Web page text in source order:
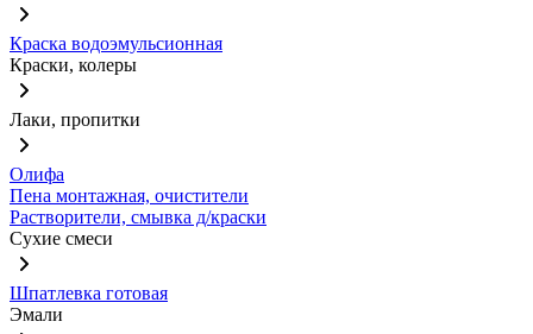
Краска водоэмульсионная
Краски, колеры
Лаки, пропитки
Олифа
Пена монтажная, очистители
Растворители, смывка д/краски
Сухие смеси
Шпатлевка готовая
Эмали